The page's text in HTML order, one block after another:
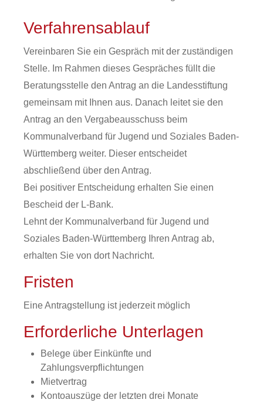
Verfahrensablauf
Vereinbaren Sie ein Gespräch mit der zuständigen
Stelle. Im Rahmen dieses Gespräches füllt die
Beratungsstelle den Antrag an die Landesstiftung
gemeinsam mit Ihnen aus. Danach leitet sie den
Antrag an den Vergabeausschuss beim
Kommunalverband für Jugend und Soziales Baden-
Württemberg weiter. Dieser entscheidet
abschließend über den Antrag.
Bei positiver Entscheidung erhalten Sie einen
Bescheid der L-Bank.
Lehnt der Kommunalverband für Jugend und
Soziales Baden-Württemberg Ihren Antrag ab,
erhalten Sie von dort Nachricht.
Fristen
Eine Antragstellung ist jederzeit möglich
Erforderliche Unterlagen
Belege über Einkünfte und
Zahlungsverpflichtungen
Mietvertrag
Kontoauszüge der letzten drei Monate